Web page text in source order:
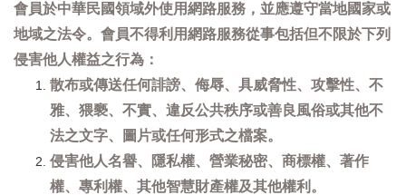
會員於中華民國領域外使用網路服務，並應遵守當地國家或
地域之法令。會員不得利用網路服務從事包括但不限於下列
侵害他人權益之行為：
散布或傳送任何誹謗、侮辱、具威脅性、攻擊性、不
雅、猥褻、不實、違反公共秩序或善良風俗或其他不
法之文字、圖片或任何形式之檔案。
侵害他人名譽、隱私權、營業秘密、商標權、著作
權、專利權、其他智慧財產權及其他權利。